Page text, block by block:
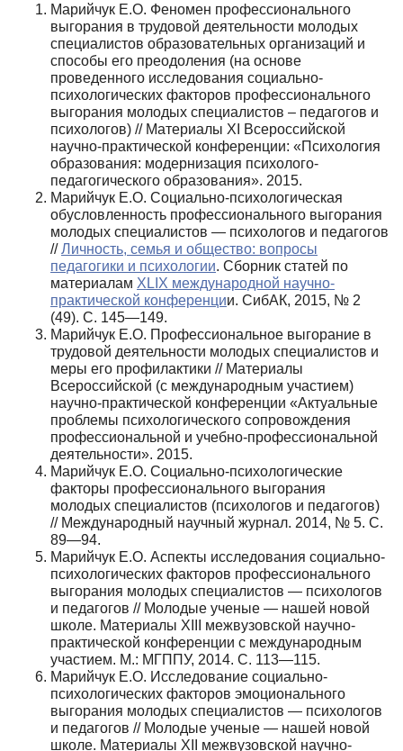
Марийчук Е.О. Феномен профессионального
выгорания в трудовой деятельности молодых
специалистов образовательных организаций и
способы его преодоления (на основе
проведенного исследования социально-
психологических факторов профессионального
выгорания молодых специалистов – педагогов и
психологов) // Материалы XI Всероссийской
научно-практической конференции: «Психология
образования: модернизация психолого-
педагогического образования». 2015.
Марийчук Е.О. Социально-психологическая
обусловленность профессионального выгорания
молодых специалистов — психологов и педагогов
//Личность, семья и общество: вопросы
педагогики и психологии. Сборник статей по
материалам XLIX международной научно-
практической конференции. СибАК, 2015, № 2
(49). С. 145—149.
Марийчук Е.О. Профессиональное выгорание в
трудовой деятельности молодых специалистов и
меры его профилактики // Материалы
Всероссийской (с международным участием)
научно-практической конференции «Актуальные
проблемы психологического сопровождения
профессиональной и учебно-профессиональной
деятельности». 2015.
Марийчук Е.О. Социально-психологические
факторы профессионального выгорания
молодых специалистов (психологов и педагогов)
// Международный научный журнал. 2014, № 5. С.
89—94.
Марийчук Е.О. Аспекты исследования социально-
психологических факторов профессионального
выгорания молодых специалистов — психологов
и педагогов // Молодые ученые — нашей новой
школе. Материалы XIII межвузовской научно-
практической конференции с международным
участием. М.: МГППУ, 2014. С. 113—115.
Марийчук Е.О. Исследование социально-
психологических факторов эмоционального
выгорания молодых специалистов — психологов
и педагогов // Молодые ученые — нашей новой
школе. Материалы XII межвузовской научно-